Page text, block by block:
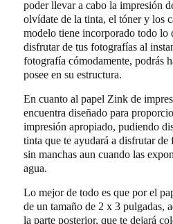
poder llevar a cabo la impresión
olvídate de la tinta, el tóner y los
modelo tiene incorporado todo lo
disfrutar de tus fotografías al
fotografía cómodamente, podrás
posee en su estructura.
En cuanto al papel Zink de
encuentra diseñado para
impresión apropiado, pudiendo
tinta que te ayudará a disfrutar
sin manchas aun cuando las
agua.
Lo mejor de todo es que por el
de un tamaño de 2 x 3 pulgadas,
la parte posterior, que te dejará